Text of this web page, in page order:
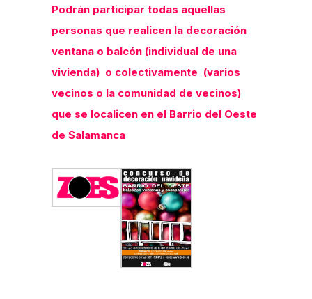
Podrán participar todas aquellas
personas que realicen la decoración
ventana o balcón (individual de una
vivienda) o colectivamente (varios
vecinos o la comunidad de vecinos)
que se localicen en el Barrio del Oeste
de Salamanca